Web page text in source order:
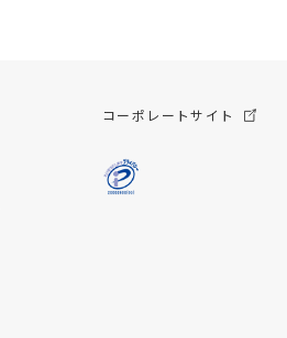
コーポレートサイト